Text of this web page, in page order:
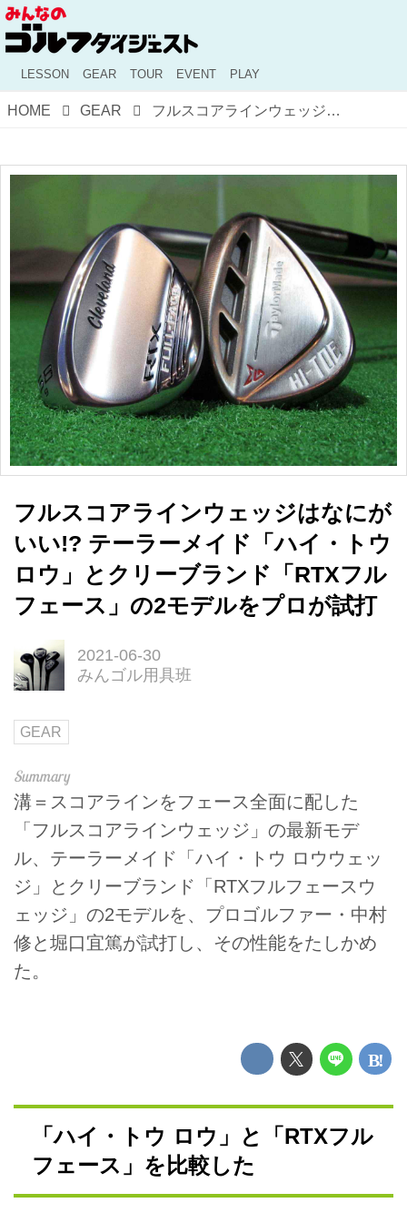
LESSON GEAR TOUR EVENT PLAY
HOME GEAR フルスコアラインウェッジはなにがいい!? テーラーメイド「ハイ・トウ ロウ」とクリーブランド「RTXフルフェース」の2モデルをプロが試打
フルスコアラインウェッジはなにが
いい!? テーラーメイド「ハイ・トウ
ロウ」とクリーブランド「RTXフル
フェース」の2モデルをプロが試打
2021-06-30
みんゴル用具班
GEAR
溝＝スコアラインをフェース全面に配した
「フルスコアラインウェッジ」の最新モデ
ル、テーラーメイド「ハイ・トウ ロウウェッ
ジ」とクリーブランド「RTXフルフェースウ
ェッジ」の2モデルを、プロゴルファー・中村
修と堀口宜篤が試打し、その性能をたしかめ
た。
「ハイ・トウ ロウ」と「RTXフル
フェース」を比較した